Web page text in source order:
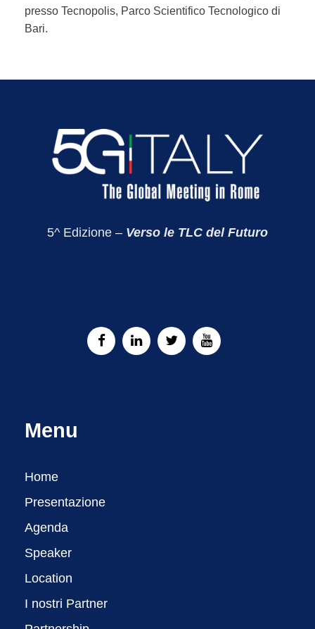
presso Tecnopolis, Parco Scientifico Tecnologico di
Bari.
5^ Edizione – Verso le TLC del Futuro
Menu
Home
Presentazione
Agenda
Speaker
Location
I nostri Partner